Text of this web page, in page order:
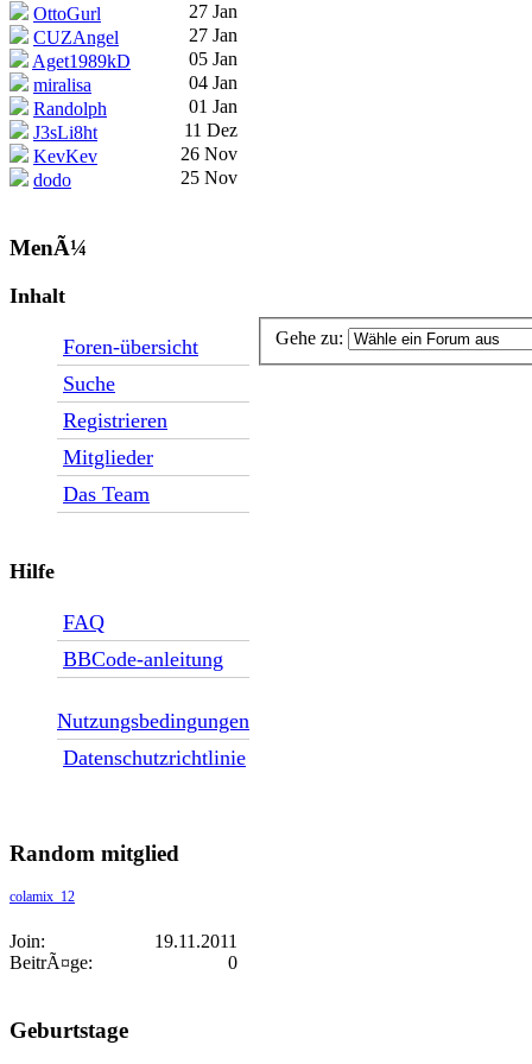
OttoGurl
27 Jan
CUZAngel
27 Jan
Aget1989kD
05 Jan
miralisa
04 Jan
Randolph
01 Jan
J3sLi8ht
11 Dez
KevKev
26 Nov
dodo
25 Nov
MenÃ¼
Inhalt
Foren-übersicht
Suche
Registrieren
Mitglieder
Das Team
Hilfe
FAQ
BBCode-anleitung
Nutzungsbedingungen
Datenschutzrichtlinie
Random mitglied
colamix_12
Join:
19.11.2011
BeitrÃ¤ge:
0
Geburtstage
Gehe zu: